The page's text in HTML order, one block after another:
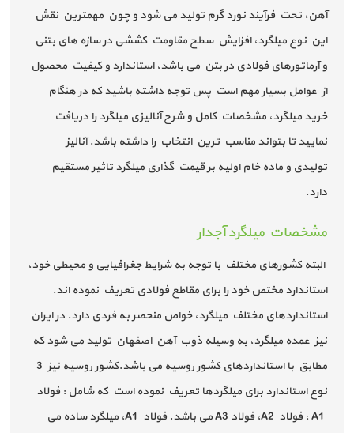
آهن، تحت فرآیند نورد گرم تولید می شود و چون مهمترین نقش
این نوع میلگرد، افزایش سطح مقاومت کششی در سازه های بتنی
و آرماتورهای فولادی در بتن می باشد، استاندارد و کیفیت محصول
از عوامل بسیار مهم است پس توجه داشته باشید که در هنگام
خرید میلگرد، مشخصات کامل و شرح آنالیزی میلگرد را دریافت
نمایید تا بتواند مناسب ترین انتخاب را داشته باشد. آنالیز
تولیدی و ماده خام اولیه بر قیمت گذاری میلگرد تاثیر مستقیم
دارد.
مشخصات میلگرد آجدار
البته کشورهای مختلف با توجه به شرایط جغرافیایی و محیطی خود،
استاندارد مختص خود را برای مقاطع فولادی تعریف نموده اند.
استانداردهای مختلف میلگرد، خواص منحصر به فردی دارد. در ایران
نیز عمده میلگرد، به وسیله ذوب آهن اصفهان تولید می شود که
مطابق با استانداردهای کشور روسیه می باشد.کشور روسیه نیز 3
نوع استاندارد برای میلگردها تعریف نموده است که شامل : فولاد
A1 ، فولاد A2، فولاد A3 می باشد. فولاد A1، میلگرد ساده می